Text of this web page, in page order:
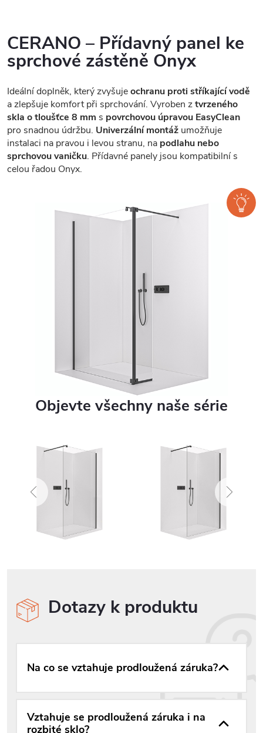
CERANO – Přídavný panel ke
sprchové zástěně Onyx
Ideální doplněk, který zvyšujeochranu proti stříkající vodě
a zlepšuje komfort při sprchování. Vyroben ztvrzeného
skla o tloušťce 8 mm s povrchovou úpravou EasyClean
pro snadnou údržbu. Univerzální montáž umožňuje
instalaci na pravou i levou stranu, na podlahu nebo
sprchovou vaničku. Přídavné panely jsou kompatibilní s
celou řadou Onyx.
Objevte všechny naše série
Dotazy k produktu
Na co se vztahuje prodloužená záruka?
Vztahuje se prodloužená záruka i na
rozbité sklo?